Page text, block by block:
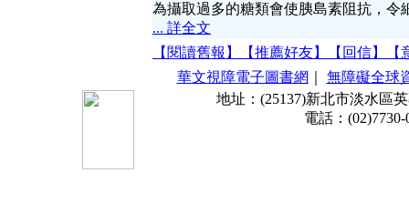
為攝取過多的糖類會使胰島素阻抗，令
... 詳全文
【閱讀舊報】
【推薦好友】 【回信】
華文視障電子圖書網
無障礙全球
地址：(25137)新北市淡水區
電話：